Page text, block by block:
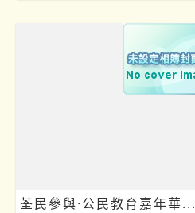
荃民參與·公民教育嘉年華...